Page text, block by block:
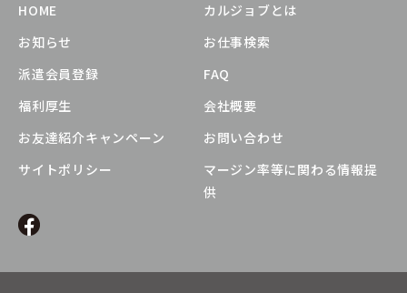
HOME
カルジョブとは
お知らせ
お仕事検索
派遣会員登録
FAQ
福利厚生
会社概要
お友達紹介キャンペーン
お問い合わせ
サイトポリシー
マージン率等に関わる情報提
供